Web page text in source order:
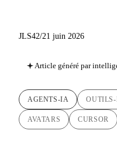
JLS42/21 juin 2026
Article généré par
AGENTS-IA
AVATARS CURSOR